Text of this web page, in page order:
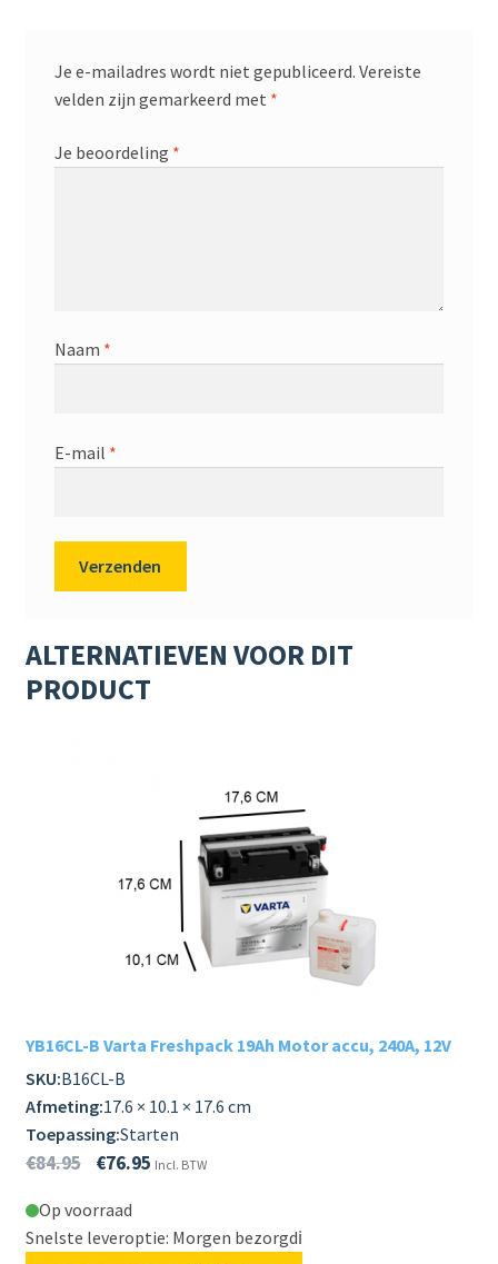
Je e-mailadres wordt niet gepubliceerd. Vereiste
velden zijn gemarkeerd met *
Je beoordeling *
Naam *
E-mail *
ALTERNATIEVEN VOOR DIT
PRODUCT
YB16CL-B Varta Freshpack 19Ah Motor accu, 240A, 12V
SKU:B16CL-B
Afmeting:17.6 × 10.1 × 17.6 cm
Toepassing:Starten
€84.95 €76.95 Incl. BTW
Op voorraad
Snelste leveroptie: Morgen bezorgdℹ️